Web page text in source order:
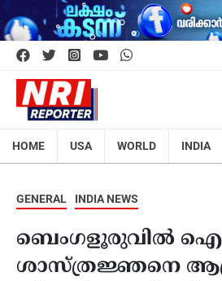
HOME USA WORLD INDIA
GENERAL INDIA NEWS
ബെംഗളൂരുവിൽ
ശാസ്ത്രജ്ഞനെ